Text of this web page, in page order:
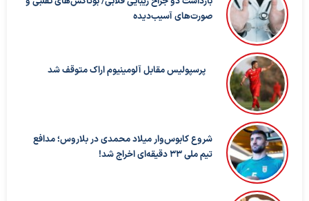
صورت‌های آسیب‌دیده
پرسپولیس مقابل آلومینیوم اراک متوقف شد
شروع کابوس‌وار میلاد محمدی در بلاروس؛ مدافع
تیم ملی ۳۳ دقیقه‌ای اخراج شد!